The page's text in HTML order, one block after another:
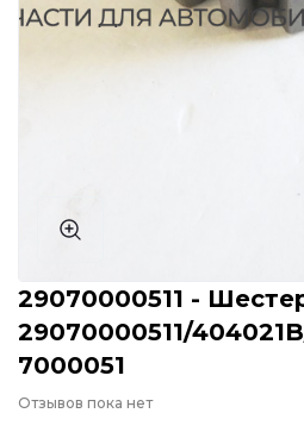
29070000511 -
29070000511/
7000051
Отзывов пока нет